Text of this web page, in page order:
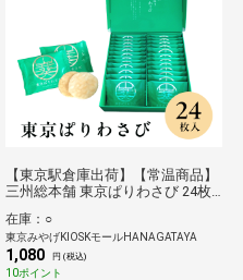
【東京駅倉庫出荷】【常温商品】
三州総本舗 東京ぱりわさび 24枚
在庫：○
東京みやげKIOSKモールHANAGATAYA
1,080 円 (税込)
10ポイント